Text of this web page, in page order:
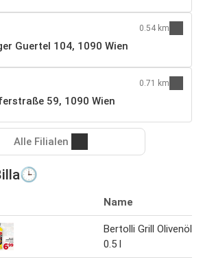
Guertel 104, 1090 Wien
0.54 km
59, 1090 Wien
0.71 km
Alle Filialen
Name
Bertolli Grill Olivenöl
0.5 l